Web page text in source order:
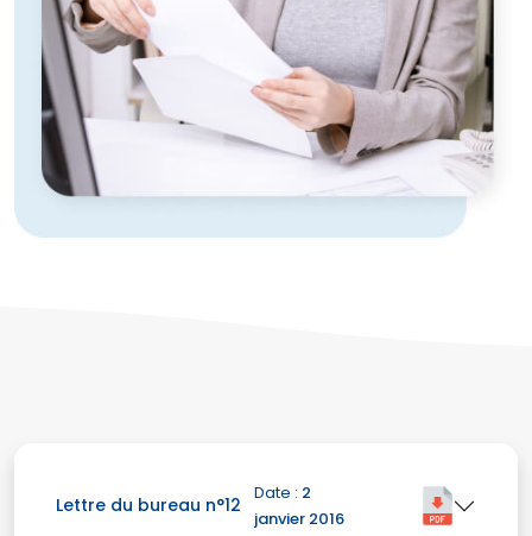
Lettre du bureau n°12
Date : 2
janvier 2016